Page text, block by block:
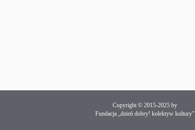
Copyright © 2015-2025 by
Fundacja „dzień dobry! kolektyw kultury”